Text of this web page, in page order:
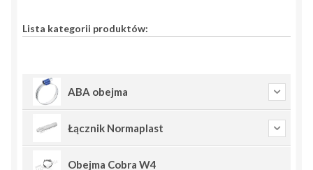
Lista kategorii produktów:
ABA obejma
Łącznik Normaplast
Obejma Cobra W4